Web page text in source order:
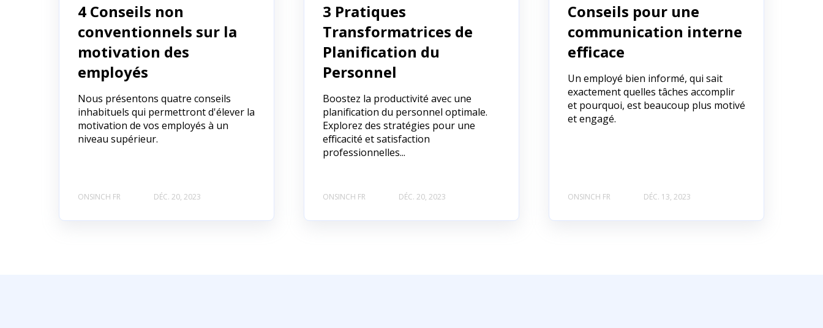
4 Conseils non
conventionnels sur la
motivation des
employés
Nous présentons quatre conseils
inhabituels qui permettront d'élever la
motivation de vos employés à un
niveau supérieur.
ONSINCH FR DÉC. 20, 2023
3 Pratiques
Transformatrices de
Planification du
Personnel
Boostez la productivité avec une
planification du personnel optimale.
Explorez des stratégies pour une
efficacité et satisfaction
professionnelles...
ONSINCH FR DÉC. 20, 2023
Conseils pour une
communication interne
efficace
Un employé bien informé, qui sait
exactement quelles tâches accomplir
et pourquoi, est beaucoup plus motivé
et engagé.
ONSINCH FR DÉC. 13, 2023